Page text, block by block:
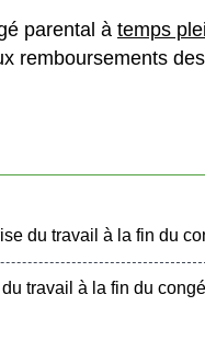
parental à temps
remboursements
du travail à la fin du
travail à la fin du